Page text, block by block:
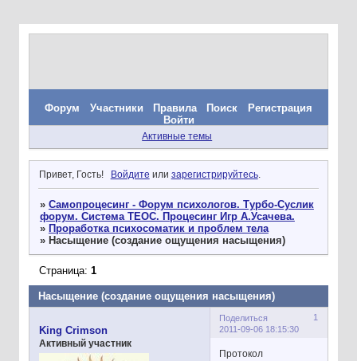
Форум Участники Правила Поиск
Регистрация
Войти
Активные темы
Привет, Гость! Войдите или зарегистрируйтесь.
» Самопроцесинг - Форум психологов. Турбо-Суслик
форум. Система ТЕОС. Процесинг Игр А.Усачева.
» Проработка психосоматик и проблем тела
» Насыщение (создание ощущения насыщения)
Насыщение (создание ощущения насыщения)
Страница: 1
Поделиться
1
2011-09-06 18:15:30
King Crimson
Активный участник
Протокол